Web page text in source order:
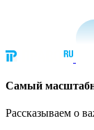
Cамый
Рассказываем о